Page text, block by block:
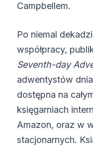
Campbellem.
Po niemal
współpracy,
Seventh-day
adwentystów
dostępna na
księgarniach
Amazon, oraz w
stacjonarnych.